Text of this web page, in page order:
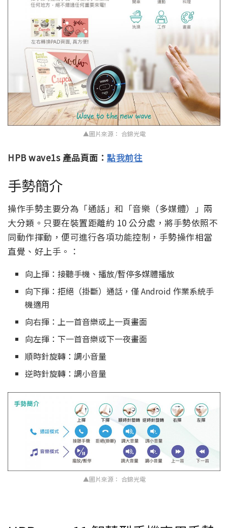
▲圖片來源： 合錦光電
HPB wave1s 產品頁面： 點我前往
手勢簡介
操作手勢主要分為「通話」和「音樂（多媒體）」兩
大分類。只要在裝置距離約 10 公分處，將手勢依照不
同動作揮動，便可進行各項功能控制，手勢操作相當
直覺、好上手。：
向上揮：接聽手機、播放/暫停多媒體播放
向下揮：拒絕（掛斷）通話，僅 Android 作業系統手
機適用
向右揮：上一首音樂或上一頁畫面
向左揮：下一首音樂或下一夜畫面
順時針旋轉：調小音量
逆時針旋轉：調小音量
▲圖片來源： 合錦光電